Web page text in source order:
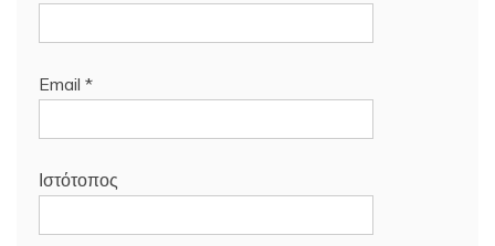
Email *
Ιστότοπος